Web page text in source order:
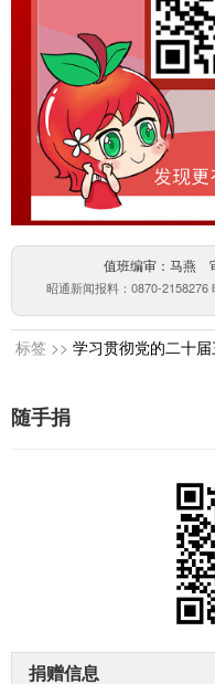
值班编审：马燕
昭通新闻报料：0870-
标签 >> 学习贯彻党的二十
随手捐
捐赠信息